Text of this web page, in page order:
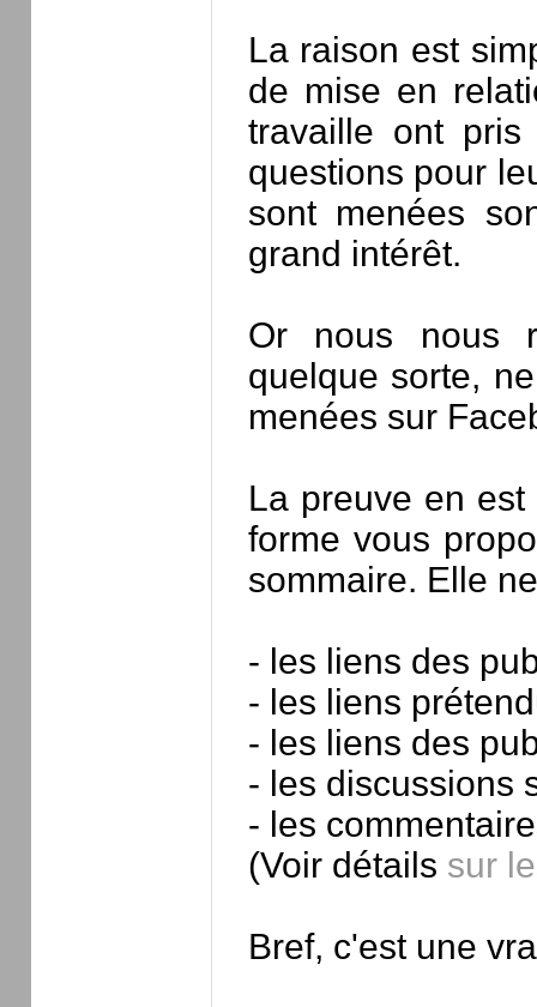
La raison est
de mise en
travaille ont
questions pour
sont menées
grand intérêt.
Or nous nous
quelque sorte,
menées sur
La preuve en
forme vous
sommaire. Elle
- les liens des
- les liens
- les liens des
- les discussions
- les
(Voir détails sur
Bref, c'est une